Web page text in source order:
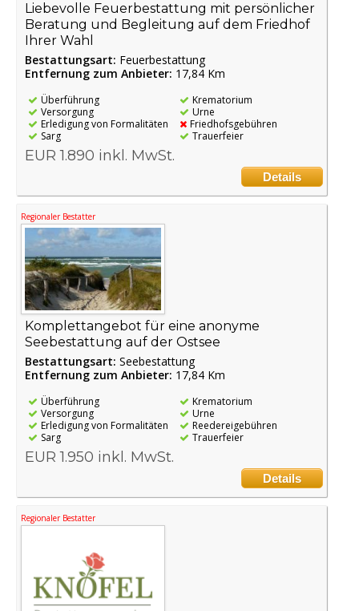
Liebevolle Feuerbestattung mit persönlicher
Beratung und Begleitung auf dem Friedhof
Ihrer Wahl
Bestattungsart: Feuerbestattung
Entfernung zum Anbieter: 17,84 Km
Überführung
Versorgung
Erledigung von Formalitäten
Sarg
Krematorium
Urne
Friedhofsgebühren
Trauerfeier
EUR 1.890 inkl. MwSt.
Details
Regionaler Bestatter
Komplettangebot für eine anonyme
Seebestattung auf der Ostsee
Bestattungsart: Seebestattung
Entfernung zum Anbieter: 17,84 Km
Überführung
Versorgung
Erledigung von Formalitäten
Sarg
Krematorium
Urne
Reedereigebühren
Trauerfeier
EUR 1.950 inkl. MwSt.
Details
Regionaler Bestatter